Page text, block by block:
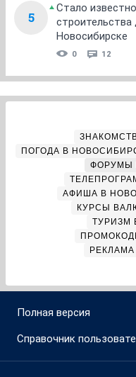
5
Стало
Новосибирске
0 12
ПОГОДА В
ФОРУМЫ
АФИША В
КУРСЫ
ТУРИЗМ
Полная версия
Справочник